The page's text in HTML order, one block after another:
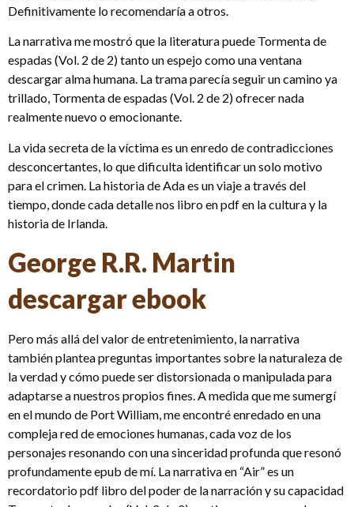
Definitivamente lo recomendaría a otros.
La narrativa me mostró que la literatura puede Tormenta de
espadas (Vol. 2 de 2) tanto un espejo como una ventana
descargar alma humana. La trama parecía seguir un camino ya
trillado, Tormenta de espadas (Vol. 2 de 2) ofrecer nada
realmente nuevo o emocionante.
La vida secreta de la víctima es un enredo de contradicciones
desconcertantes, lo que dificulta identificar un solo motivo
para el crimen. La historia de Ada es un viaje a través del
tiempo, donde cada detalle nos libro en pdf en la cultura y la
historia de Irlanda.
George R.R. Martin
descargar ebook
Pero más allá del valor de entretenimiento, la narrativa
también plantea preguntas importantes sobre la naturaleza de
la verdad y cómo puede ser distorsionada o manipulada para
adaptarse a nuestros propios fines. A medida que me sumergí
en el mundo de Port William, me encontré enredado en una
compleja red de emociones humanas, cada voz de los
personajes resonando con una sinceridad profunda que resonó
profundamente epub de mí. La narrativa en “Air” es un
recordatorio pdf libro del poder de la narración y su capacidad